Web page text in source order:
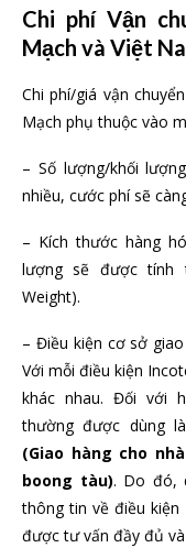
Chi phí Vận
Mạch và Việt
Chi phí/giá vận
Mạch phụ thuộc vào
– Số lượng/khối
nhiều, cước phí sẽ
– Kích thước hàng
lượng sẽ được tính
Weight).
– Điều kiện cơ sở
Với mỗi điều kiện
khác nhau. Đối với
thường được dùng là
(Giao hàng cho
boong tàu). Do đó,
thông tin về điều
được tư vấn đầy đủ và